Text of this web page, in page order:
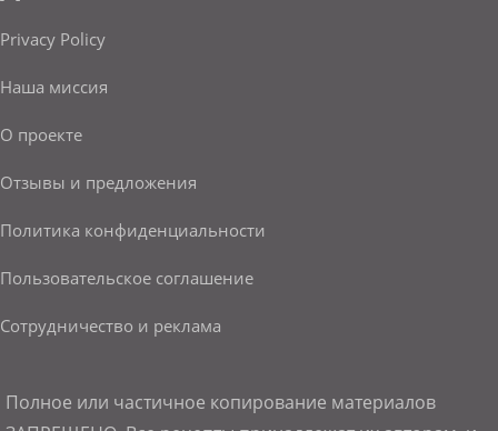
Privacy Policy
Наша миссия
О проекте
Отзывы и предложения
Политика конфиденциальности
Пользовательское соглашение
Сотрудничество и реклама
Полное или частичное копирование материалов